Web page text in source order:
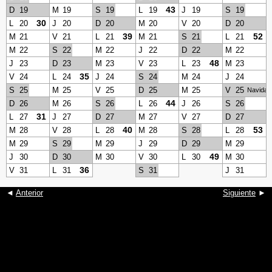
D 19 M 19 S 19 L 19 43 J 19 S
19
L
20 30 J 20 D 20 M 20 V 20 D 20
M 21 V 21 L 21 39 M 21 S 21 L 21 52
M 22 S 22 M 22 J 22 D 22 M 22
J
23 D 23 M 23 V 23 L 23 48 M 23
V 24 L 24 35 J 24 S 24 M 24 J
24
S 25 M 25 V 25 D 25 M 25 V 25 Navidad
D 26 M 26 S 26 L 26 44 J 26 S 26
L
27 31 J 27 D 27 M 27 V 27 D 27
M 28 V 28 L 28 40 M 28 S 28 L 28 53
M 29 S 29 M 29 J 29 D 29 M 29
J
30 D 30 M 30 V 30 L 30 49 M 30
V 31 L 31 36 S 31 J 31
◄ Anterior Siguiente ►